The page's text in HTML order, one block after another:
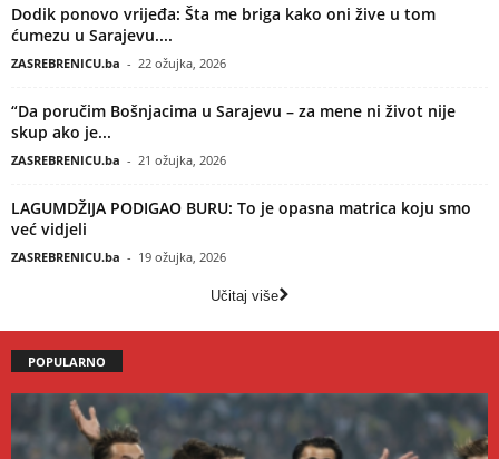
Dodik ponovo vrijeđa: Šta me briga kako oni žive u tom
ćumezu u Sarajevu....
ZASREBRENICU.ba - 22 ožujka, 2026
“Da poručim Bošnjacima u Sarajevu – za mene ni život nije
skup ako je...
ZASREBRENICU.ba - 21 ožujka, 2026
LAGUMDŽIJA PODIGAO BURU: To je opasna matrica koju smo
već vidjeli
ZASREBRENICU.ba - 19 ožujka, 2026
Učitaj više
POPULARNO